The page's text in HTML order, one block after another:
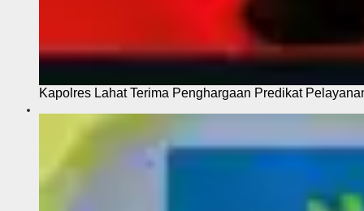
Kapolres Lahat Terima Penghargaan Predikat